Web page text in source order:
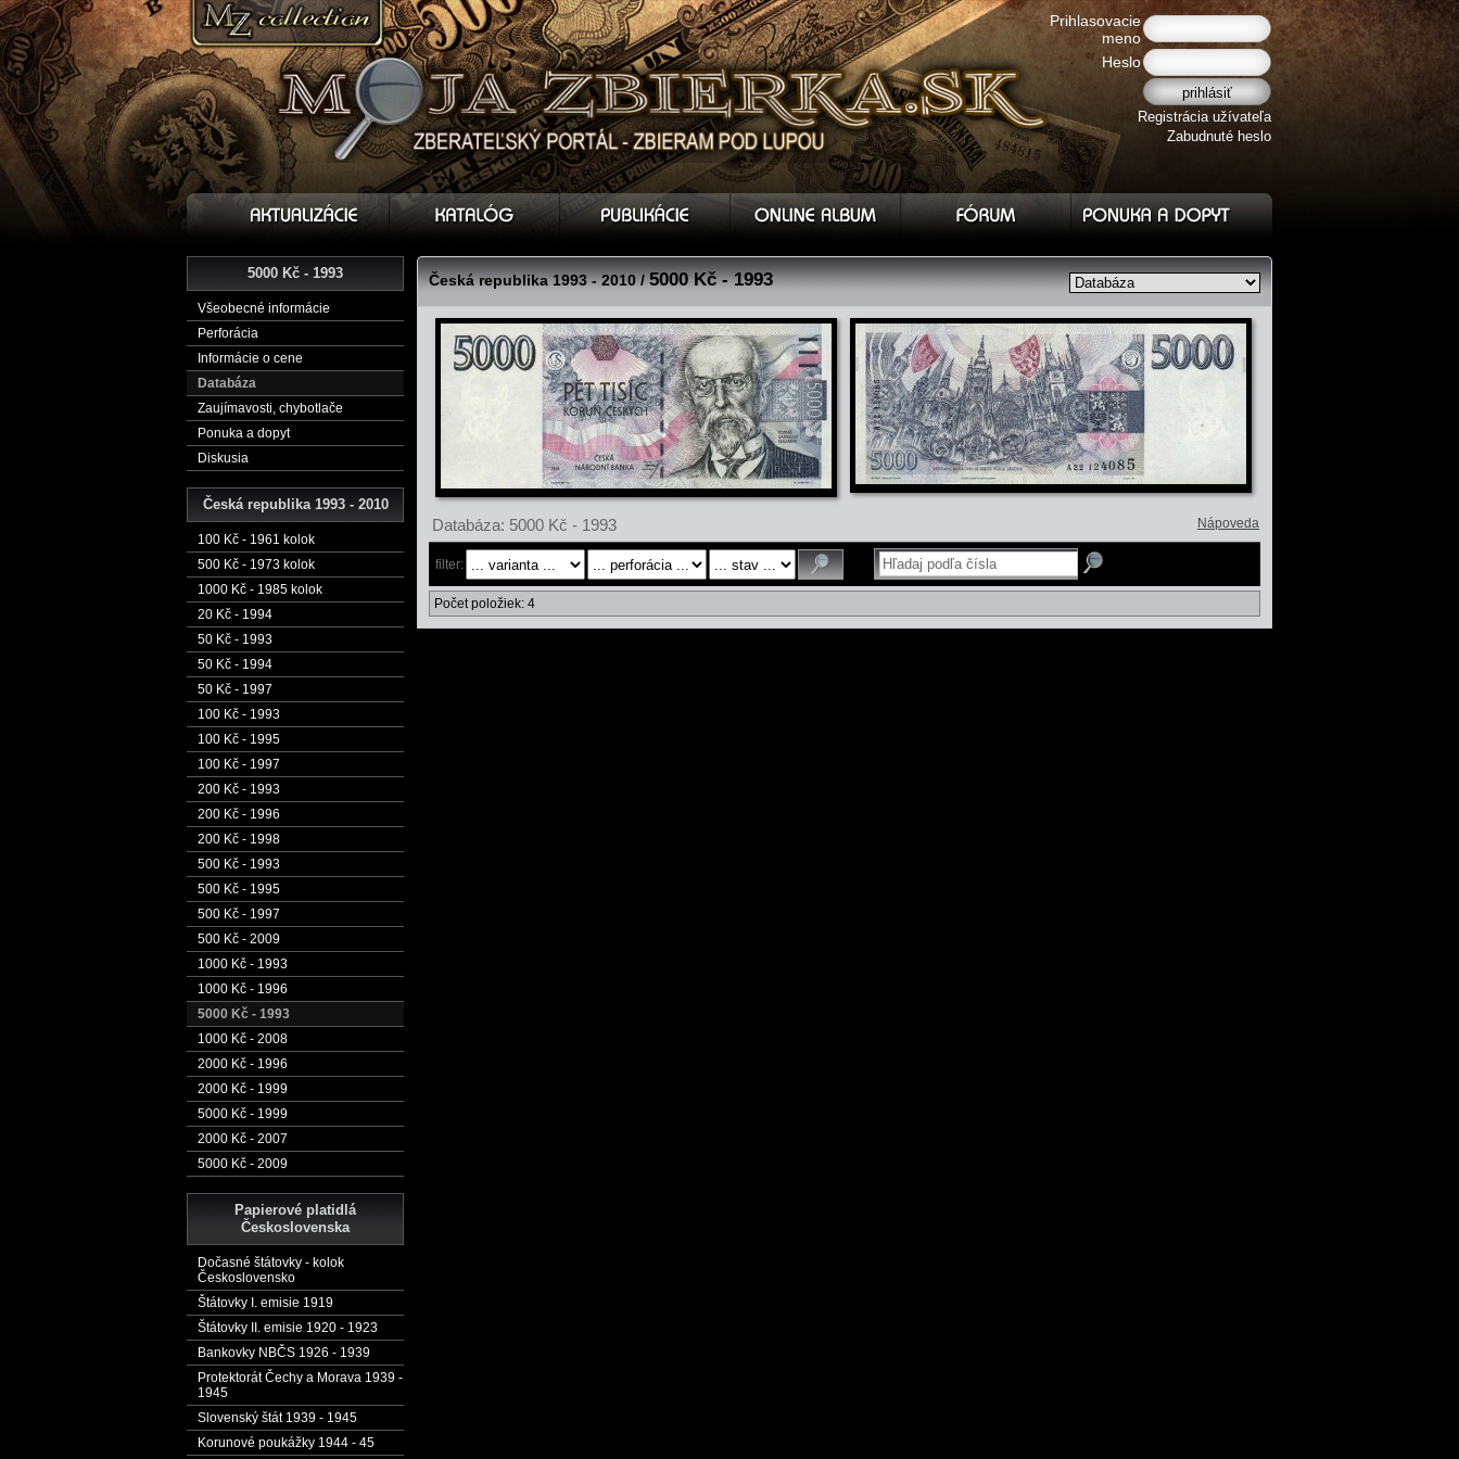
Prihlasovacie
meno
Heslo
Registrácia užívateľa
Zabudnuté heslo
5000 Kč - 1993
Všeobecné informácie
Perforácia
Informácie o cene
Databáza
Zaujímavosti, chybotlače
Ponuka a dopyt
Diskusia
Česká republika 1993 - 2010
100 Kč - 1961 kolok
500 Kč - 1973 kolok
1000 Kč - 1985 kolok
20 Kč - 1994
50 Kč - 1993
50 Kč - 1994
50 Kč - 1997
100 Kč - 1993
100 Kč - 1995
100 Kč - 1997
200 Kč - 1993
200 Kč - 1996
200 Kč - 1998
500 Kč - 1993
500 Kč - 1995
500 Kč - 1997
500 Kč - 2009
1000 Kč - 1993
1000 Kč - 1996
5000 Kč - 1993
1000 Kč - 2008
2000 Kč - 1996
2000 Kč - 1999
5000 Kč - 1999
2000 Kč - 2007
5000 Kč - 2009
Papierové platidlá
Československa
Dočasné štátovky - kolok
Československo
Štátovky I. emisie 1919
Štátovky II. emisie 1920 - 1923
Bankovky NBČS 1926 - 1939
Protektorát Čechy a Morava 1939 -
1945
Slovenský štát 1939 - 1945
Korunové poukážky 1944 - 45
Česká republika 1993 - 2010 /5000 Kč - 1993
Databáza: 5000 Kč - 1993 Nápoveda
filter:
Počet položiek: 4